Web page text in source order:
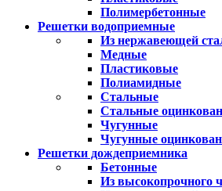
Полимербетонные
Решетки водоприемные
Из нержавеющей
Медные
Пластиковые
Полиамидные
Стальные
Стальные
Чугунные
Чугунные
Решетки дождеприемника
Бетонные
Из высокопрочного